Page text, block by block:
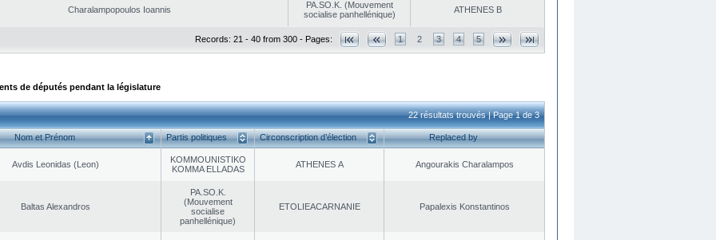
Charalampopoulos Ioannis
PA.SO.K. (Mouvement
socialise panhellénique)
ATHENES Β
Records: 21 - 40 from 300 - Pages: 1 2 3 4 5
de députés pendant la législature
22 résultats trouvés | Page 1 de 3
Nom et Prénom Partis politiques Circonscription d’élection Replaced by
Avdis Leonidas (Leon)
KOMMOUNISTIKO
KOMMA ELLADAS
ATHENES Α Angourakis Charalampos
Baltas Alexandros
PA.SO.K.
(Mouvement
socialise
panhellénique)
EΤOLIEACARNANIE Papalexis Konstantinos